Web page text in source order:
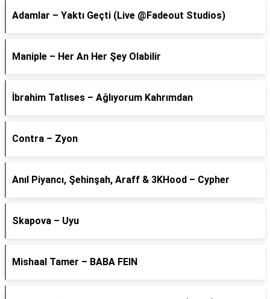
Adamlar – Yaktı Geçti (Live @Fadeout Studios)
Maniple – Her An Her Şey Olabilir
İbrahim Tatlıses – Ağlıyorum Kahrımdan
Contra – Zyon
Anıl Piyancı, Şehinşah, Araff & 3KHood – Cypher
Skapova – Uyu
Mishaal Tamer – BABA FEIN